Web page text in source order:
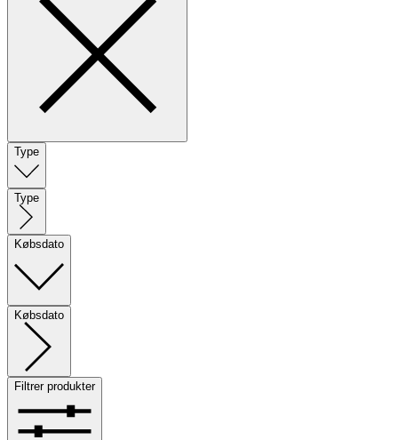
Type
Type
Købsdato
Købsdato
Filtrer produkter